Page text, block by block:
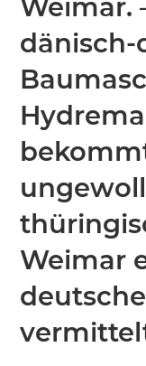
Weimar.
dänisch-
Weimar